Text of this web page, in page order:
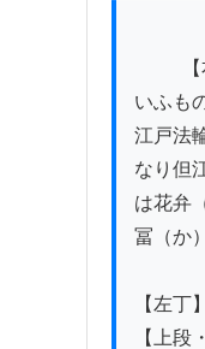
いふも
江戸法
なり但
は花弁
冨（か
【左丁】
【上段